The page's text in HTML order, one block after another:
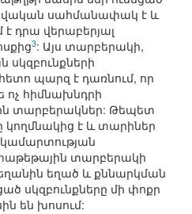
սահմանափակ է և
է դրա վերաբերյալ
3: Այս տարբերակի,
սկզբունքների
հետո պարզ է դառնում, որ
ոչ հիմնախնդրի
տարբերակներ: Թեպետ
է և տարիներ
տարբերակի
եղած և քննարկման
սկզբունքները մի փոքր
են խոսում: